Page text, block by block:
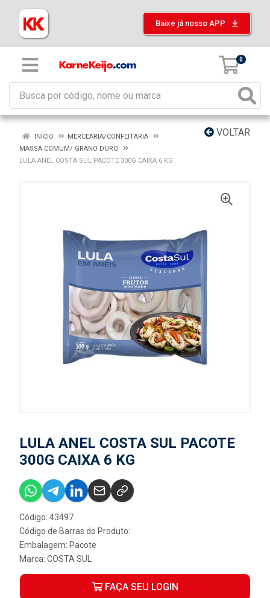
Baixe já nosso APP
0
VOLTAR
INÍCIO
MERCEARIA/CONFEITARIA
MASSA COMUM/ GRANO DURO
LULA ANEL COSTA SUL PACOTE 300G CAIXA 6 KG
LULA ANEL COSTA SUL PACOTE
300G CAIXA 6 KG
Código: 43497
Código de Barras do Produto:
Embalagem: Pacote
Marca: COSTA SUL
FAÇA SEU LOGIN